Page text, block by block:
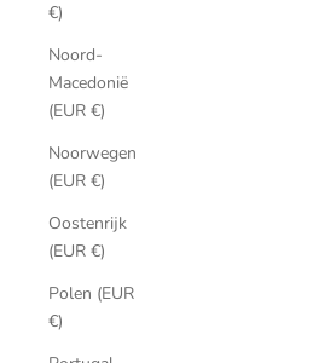
€)
Noord-
Macedonië
(EUR €)
Noorwegen
(EUR €)
Oostenrijk
(EUR €)
Polen (EUR
€)